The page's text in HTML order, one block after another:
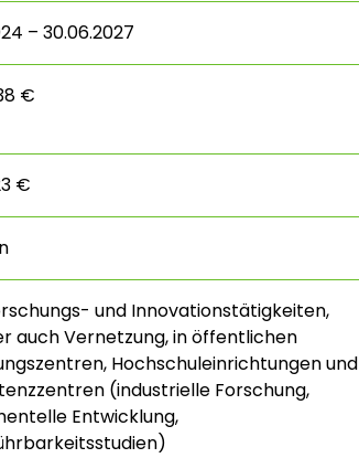
– 30.06.2027
€
€
und Innovationstätigkeiten,
auch Vernetzung, in öffentlichen
Hochschuleinrichtungen und
(industrielle Forschung,
Entwicklung,